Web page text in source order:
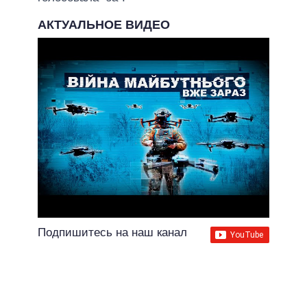
АКТУАЛЬНОЕ ВИДЕО
Подпишитесь на наш канал